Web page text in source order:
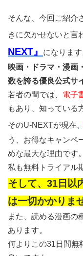
そんな、今回ご紹介
きに欠かせないと言
NEXT』
になります
映画・ドラマ・漫画
数を誇る優良公式サ
若者の間では、 電子
もあり、知っている
そのU-NEXTが現在、
う、お得なキャンペ
めな最大な理由です。
私も無料トライアル
そして、31日以
は一切かかりま
また、読める漫画の
あります。
何よりこの31日間無